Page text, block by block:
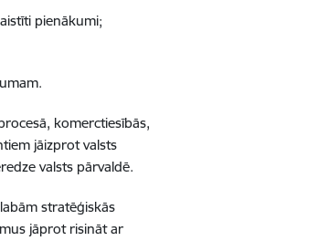
pienākumi;
komerctiesībās,
jāizprot valsts
valsts pārvaldē.
stratēģiskās
jāprot risināt ar